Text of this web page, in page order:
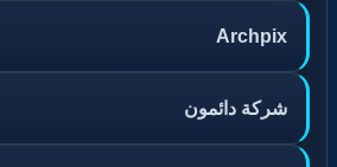
Archpix
شركة دائمون